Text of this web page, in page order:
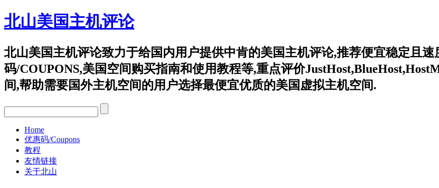
北山美国主机评论
北山美国主机评论致力于给国内用户提供中肯的美国主机评论,推荐便宜稳定且
码/COUPONS,美国空间购买指南和使用教程等,重点评价
间,帮助需要国外主机空间的用户选择最便宜优质的美国虚拟主机空间.
Home
优惠码/Coupons
教程
友情链接
关于北山